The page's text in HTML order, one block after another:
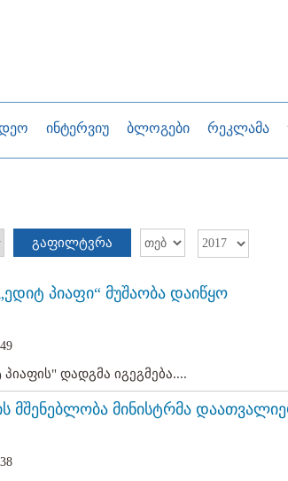
ინტერვიუ ბლოგები რეკლამა
გაფილტვრა
პიაფი“ მუშაობა დაიწყო
დადგმა იგეგმება....
მშენებლობა მინისტრმა